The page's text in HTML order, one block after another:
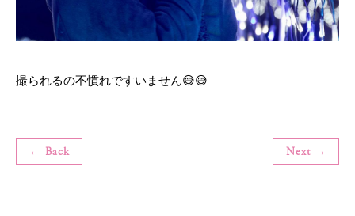
撮られるの不慣れですいません😅😅
← Back Next →